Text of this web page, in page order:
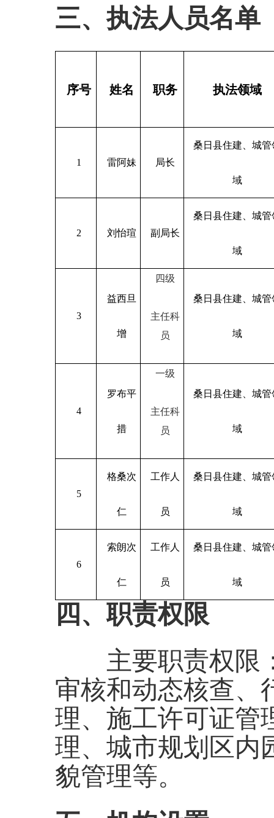
三、执法人员名单
序号 姓名 职务 执法领域
1 雷阿妹 局长
桑日县住建、城管
域
2 刘怡瑄 副局长
桑日县住建、城管
域
3
益西旦
增
四级
主任科
员
桑日县住建、城管
域
4
罗布平
措
一级
主任科
员
桑日县住建、城管
域
5
格桑次
仁
工作人
员
桑日县住建、城管
域
6
索朗次
仁
工作人
员
桑日县住建、城管
域
四、职责权限
主要职责权限：
审核和动态核查、
理、施工许可证管
理、城市规划区内
貌管理等。